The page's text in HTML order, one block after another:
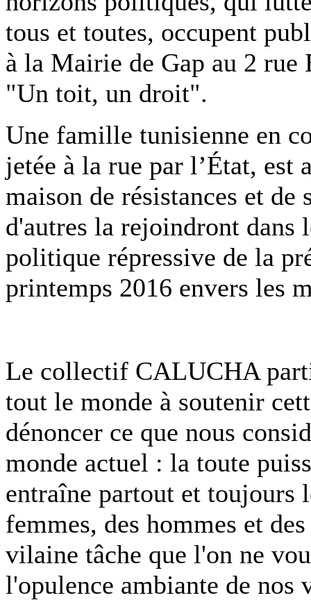
tous et toutes, occupent
à la Mairie de Gap au 2
"Un toit, un droit".
Une famille tunisienne en
jetée à la rue par l’État, est
maison de résistances et
d'autres la rejoindront dans
politique répressive de la
printemps 2016 envers les
Le collectif CALUCHA
tout le monde à soutenir
dénoncer ce que nous
monde actuel : la toute
entraîne partout et toujours
femmes, des hommes et
vilaine tâche que l'on ne
l'opulence ambiante de nos